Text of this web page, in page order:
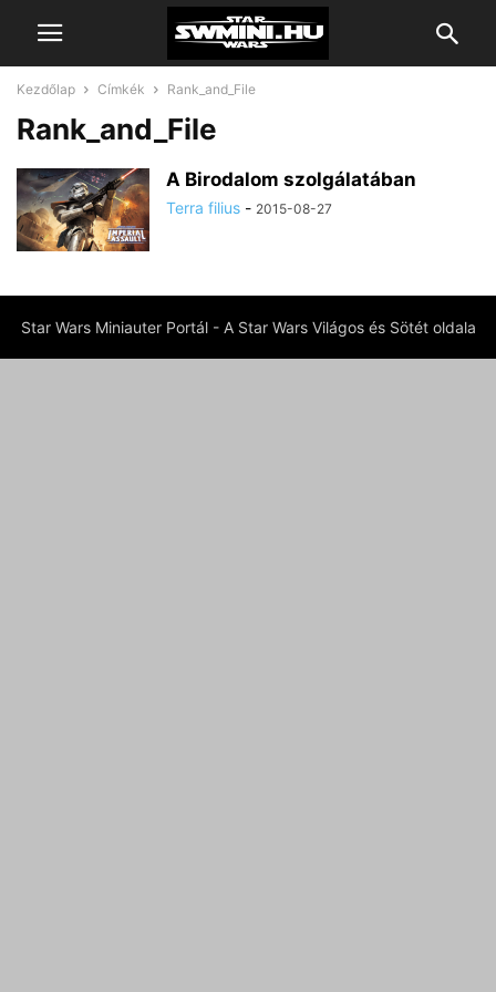
Kezdőlap Címkék Rank_and_File
Rank_and_File
A Birodalom szolgálatában
Terra filius - 2015-08-27
Star Wars Miniauter Portál - A Star Wars Világos és Sötét oldala